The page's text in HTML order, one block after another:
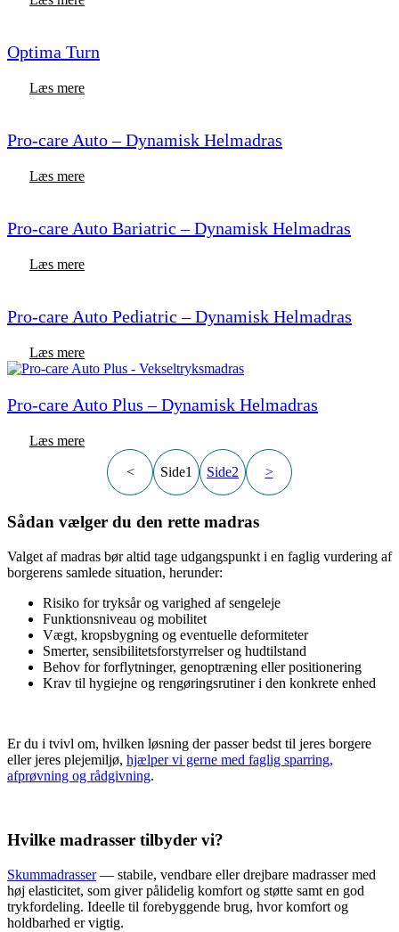
Optima Turn
Læs mere
Pro-care Auto – Dynamisk Helmadras
Læs mere
Pro-care Auto Bariatric – Dynamisk Helmadras
Læs mere
Pro-care Auto Pediatric – Dynamisk Helmadras
Læs mere
Pro-care Auto Plus – Dynamisk Helmadras
Læs mere
< Side1 Side2 >
Sådan vælger du den rette madras
Valget af madras bør altid tage udgangspunkt i en faglig vurdering af
borgerens samlede situation, herunder:
Risiko for tryksår og varighed af sengeleje
Funktionsniveau og mobilitet
Vægt, kropsbygning og eventuelle deformiteter
Smerter, sensibilitetsforstyrrelser og hudtilstand
Behov for forflytninger, genoptræning eller positionering
Krav til hygiejne og rengøringsrutiner i den konkrete enhed
Er du i tvivl om, hvilken løsning der passer bedst til jeres borgere
eller jeres plejemiljø, hjælper vi gerne med faglig sparring,
afprøvning og rådgivning.
Hvilke madrasser tilbyder vi?
Skummadrasser— stabile, vendbare eller drejbare madrasser med
høj elasticitet, som giver pålidelig komfort og støtte samt en god
trykfordeling. Ideelle til forebyggende brug, hvor komfort og
holdbarhed er vigtig.